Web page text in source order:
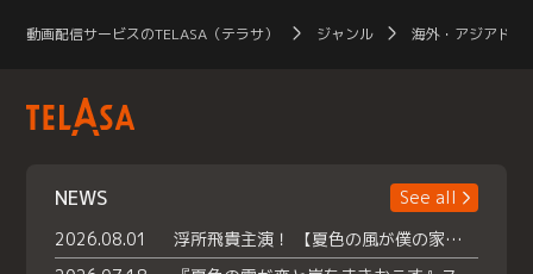
動画配信サービスのTELASA（テラサ） ジャンル 海外・アジアドラ
NEWS
See all
2026.08.01
浮所飛貴主演！ 【夏色の風が僕の家にやってきた】 本日よりテラサで独占配信スタート！